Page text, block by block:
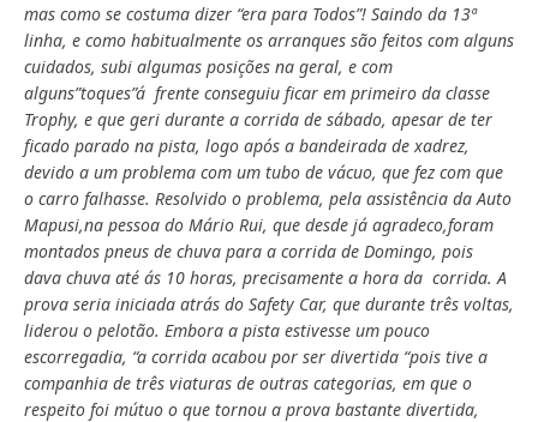
mas como se costuma dizer “era para Todos”! Saindo da 13ª
linha, e como habitualmente os arranques são feitos com alguns
cuidados, subi algumas posições na geral, e com
alguns”toques”á frente conseguiu ficar em primeiro da classe
Trophy, e que geri durante a corrida de sábado, apesar de ter
ficado parado na pista, logo após a bandeirada de xadrez,
devido a um problema com um tubo de vácuo, que fez com que
o carro falhasse. Resolvido o problema, pela assistência da Auto
Mapusi,na pessoa do Mário Rui, que desde já agradeco,foram
montados pneus de chuva para a corrida de Domingo, pois
dava chuva até ás 10 horas, precisamente a hora da corrida. A
prova seria iniciada atrás do Safety Car, que durante três voltas,
liderou o pelotão. Embora a pista estivesse um pouco
escorregadia, “a corrida acabou por ser divertida “pois tive a
companhia de três viaturas de outras categorias, em que o
respeito foi mútuo o que tornou a prova bastante divertida,